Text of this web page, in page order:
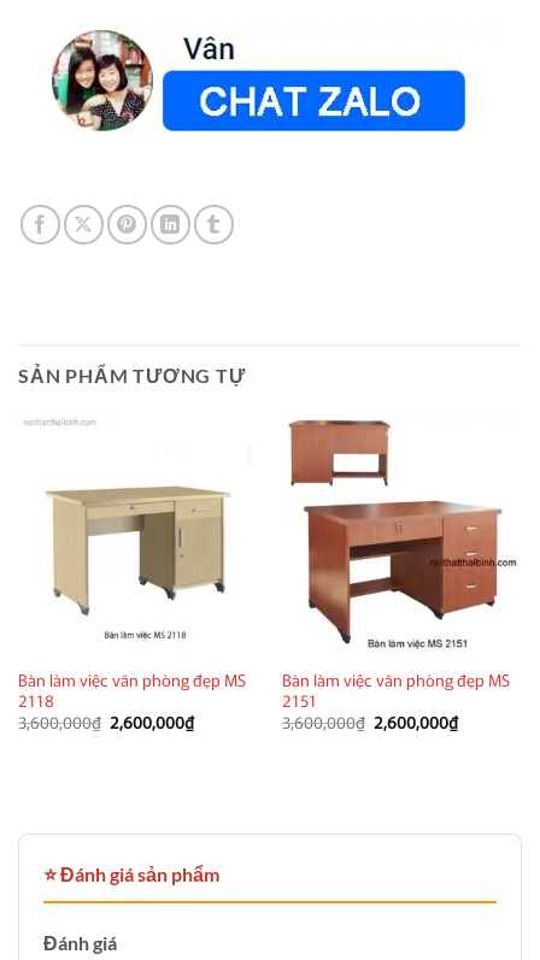
SẢN PHẨM TƯƠNG TỰ
Bàn làm việc văn phòng đẹp MS
2118
3,600,000₫ Giá
gốc
2,600,000₫Giá
hiện
Bàn làm việc văn phòng đẹp MS
2151
3,600,000₫ Giá
gốc
2,600,000₫Giá
hiện
⭐ Đánh giá sản phẩm
Đánh giá